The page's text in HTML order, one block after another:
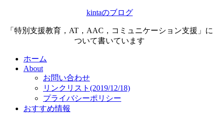
kintaのブログ
「特別支援教育，AT，AAC，コミュニケーション支援」に
ついて書いています
ホーム
About
お問い合わせ
リンクリスト(2019/12/18)
プライバシーポリシー
おすすめ情報